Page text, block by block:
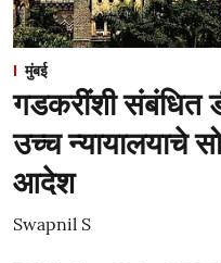
मुंबई
गडकरींशी संबंधित
उच्च न्यायालयाचे
आदेश
Swapnil S